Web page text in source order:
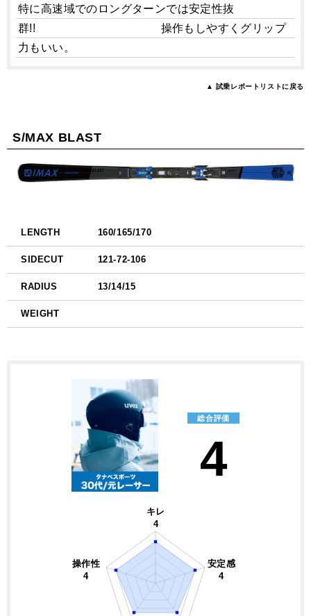
特に高速域でのロングターンでは安定性抜
群!! 操作もしやすくグリップ
力もいい。
▲ 試乗レポートリストに戻る
S/MAX BLAST
LENGTH 160/165/170
SIDECUT 121-72-106
RADIUS 13/14/15
WEIGHT
総合評価
4
キレ
4
安定感
4
操作性
4